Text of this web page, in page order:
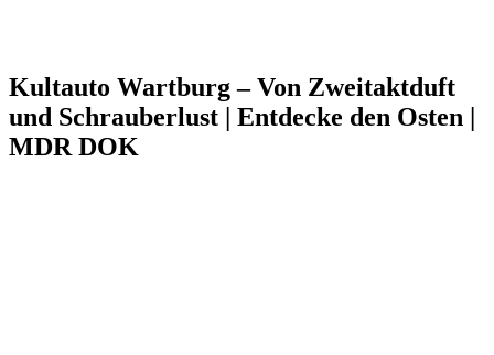
Kultauto Wartburg – Von Zweitaktduft
und Schrauberlust | Entdecke den Osten |
MDR DOK